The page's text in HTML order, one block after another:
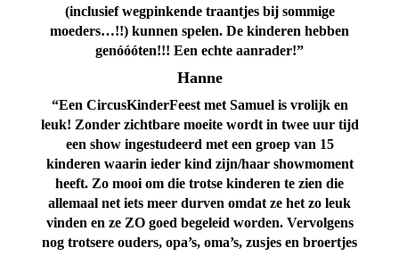
(inclusief wegpinkende traantjes bij sommige
moeders…!!) kunnen spelen. De kinderen hebben
genóóóten!!! Een echte aanrader!”
Hanne
“Een CircusKinderFeest met Samuel is vrolijk en
leuk! Zonder zichtbare moeite wordt in twee uur tijd
een show ingestudeerd met een groep van 15
kinderen waarin ieder kind zijn/haar showmoment
heeft. Zo mooi om die trotse kinderen te zien die
allemaal net iets meer durven omdat ze het zo leuk
vinden en ze ZO goed begeleid worden. Vervolgens
nog trotsere ouders, opa’s, oma’s, zusjes en broertjes